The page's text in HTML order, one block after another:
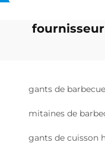
gants de
mitaines de
gants de cuisson